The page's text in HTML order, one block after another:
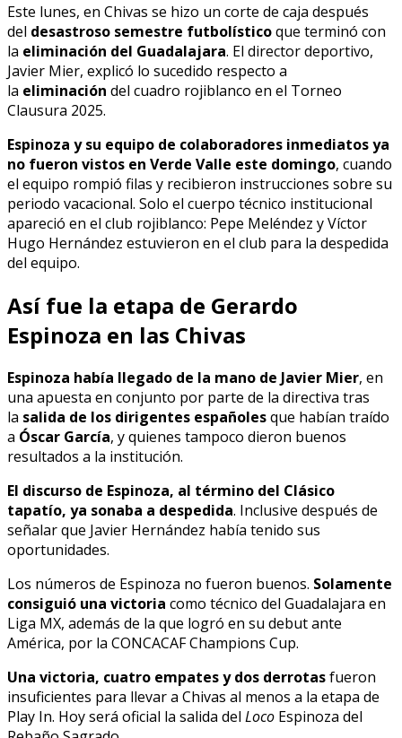
Este lunes, en Chivas se hizo un corte de caja después
del desastroso semestre futbolísticoque terminó con
la eliminación del Guadalajara. El director deportivo,
Javier Mier, explicó lo sucedido respecto a
la eliminación del cuadro rojiblanco en el Torneo
Clausura 2025.
Espinoza y su equipo de colaboradores inmediatos ya
no fueron vistos en Verde Valle este domingo, cuando
el equipo rompió filas y recibieron instrucciones sobre su
periodo vacacional. Solo el cuerpo técnico institucional
apareció en el club rojiblanco: Pepe Meléndez y Víctor
Hugo Hernández estuvieron en el club para la despedida
del equipo.
Así fue la etapa de Gerardo
Espinoza en las Chivas
Espinoza había llegado de la mano de Javier Mier, en
una apuesta en conjunto por parte de la directiva tras
la salida de los dirigentes españolesque habían traído
a Óscar García, y quienes tampoco dieron buenos
resultados a la institución.
El discurso de Espinoza, al término del Clásico
tapatío, ya sonaba a despedida. Inclusive después de
señalar que Javier Hernández había tenido sus
oportunidades.
Los números de Espinoza no fueron buenos. Solamente
consiguió una victoria como técnico del Guadalajara en
Liga MX, además de la que logró en su debut ante
América, por la CONCACAF Champions Cup.
Una victoria, cuatro empates y dos derrotasfueron
insuficientes para llevar a Chivas al menos a la etapa de
Play In. Hoy será oficial la salida del Loco Espinoza del